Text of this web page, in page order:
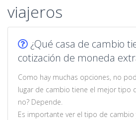
viajeros
¿Qué casa de cambio
cotización de moneda
Como hay muchas opciones, no
lugar de cambio tiene el mejor tipo
no? Depende.
Es importante ver el tipo de